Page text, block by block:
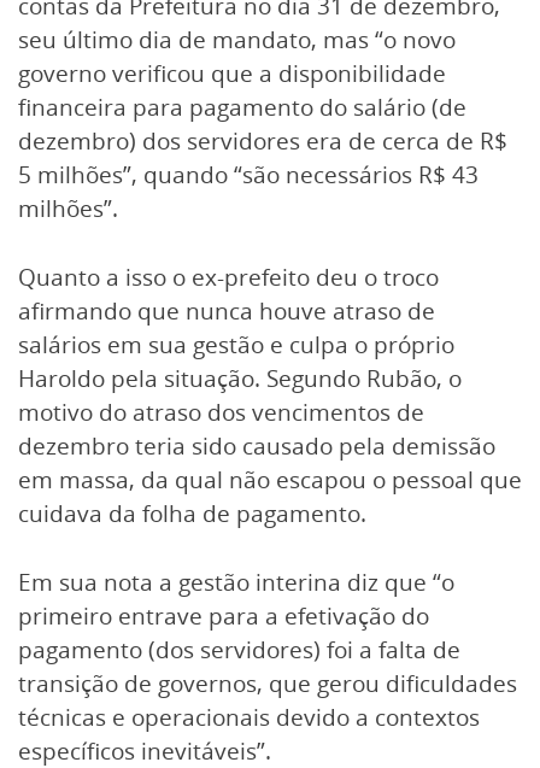
seu último dia de mandato, mas “o novo
governo verificou que a disponibilidade
financeira para pagamento do salário (de
dezembro) dos servidores era de cerca de R$
5 milhões”, quando “são necessários R$ 43
milhões”.
Quanto a isso o ex-prefeito deu o troco
afirmando que nunca houve atraso de
salários em sua gestão e culpa o próprio
Haroldo pela situação. Segundo Rubão, o
motivo do atraso dos vencimentos de
dezembro teria sido causado pela demissão
em massa, da qual não escapou o pessoal que
cuidava da folha de pagamento.
Em sua nota a gestão interina diz que “o
primeiro entrave para a efetivação do
pagamento (dos servidores) foi a falta de
transição de governos, que gerou dificuldades
técnicas e operacionais devido a contextos
específicos inevitáveis”.